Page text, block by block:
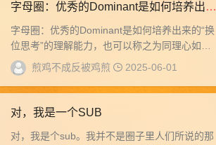
字母圈：优秀的Dominant是如何培养出来
的
字母圈：优秀的Dominant是如何培养出来的“换
位思考”的理解能力，也可以称之为同理心如果
把同理心的概念套在Dom身上，那Do...
煎鸡不成反被鸡煎 2025-06-01
对，我是一个SUB
对，我是个sub。我并不是圈子里人们所说的那